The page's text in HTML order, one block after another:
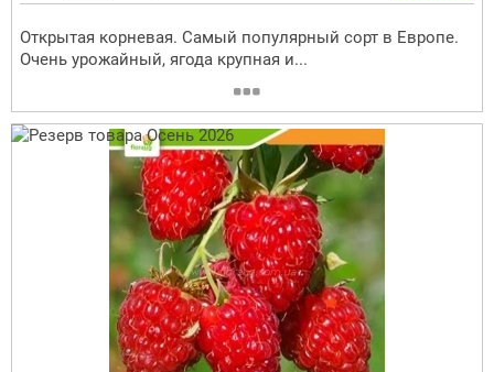
Открытая корневая. Самый популярный сорт в Европе.
Очень урожайный, ягода крупная и...